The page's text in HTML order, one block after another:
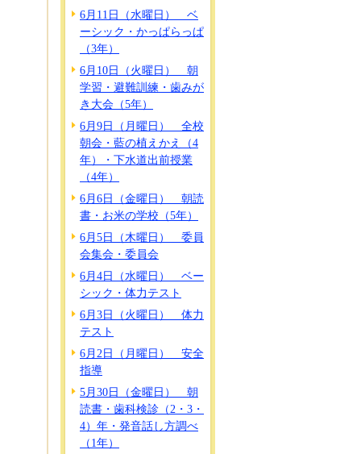
6月11日（水曜日） ベ
ーシック・かっぱらっぱ
（3年）
6月10日（火曜日） 朝
学習・避難訓練・歯みが
き大会（5年）
6月9日（月曜日） 全校
朝会・藍の植えかえ（4
年）・下水道出前授業
（4年）
6月6日（金曜日） 朝読
書・お米の学校（5年）
6月5日（木曜日） 委員
会集会・委員会
6月4日（水曜日） ベー
シック・体力テスト
6月3日（火曜日） 体力
テスト
6月2日（月曜日） 安全
指導
5月30日（金曜日） 朝
読書・歯科検診（2・3・
4）年・発音話し方調べ
（1年）